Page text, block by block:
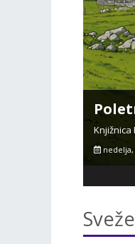
Urnik
četrtek,